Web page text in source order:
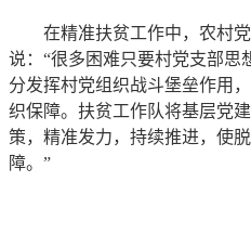
在精准扶贫工作中，农村党
说：“很多困难只要村党支部思
分发挥村党组织战斗堡垒作用
织保障。扶贫工作队将基层党
策，精准发力，持续推进，使
障。”